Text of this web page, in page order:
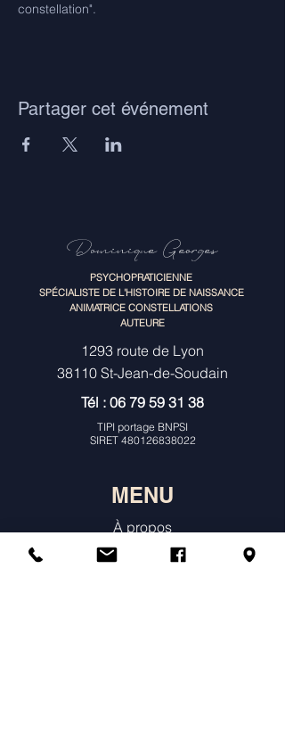
constellation".
Partager cet événement
Dominique Georges
PSYCHOPRATICIENNE
SPÉCIALISTE DE L'HISTOIRE DE NAISSANCE
ANIMATRICE CONSTELLATIONS
AUTEURE
1293 route de Lyon
38110 St-Jean-de-Soudain
Tél : 06 79 59 31 38
TIPI portage BNPSI
SIRET 480126838022
MENU
À propos
Consultations Individuelles & Histoire